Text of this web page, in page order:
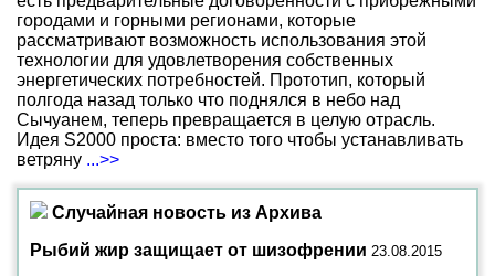
городами и горными регионами, которые
рассматривают возможность использования этой
технологии для удовлетворения собственных
энергетических потребностей. Прототип, который
полгода назад только что поднялся в небо над
Сычуанем, теперь превращается в целую отрасль.
Идея S2000 проста: вместо того чтобы устанавливать
ветряну ...>>
Случайная новость из Архива
Рыбий жир защищает от шизофрении 23.08.2015